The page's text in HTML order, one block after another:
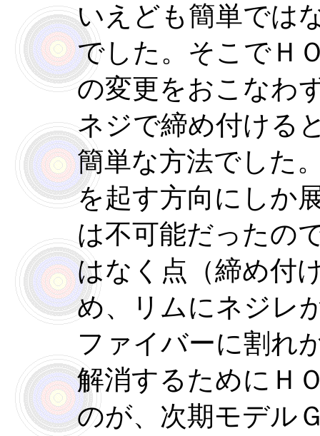
いえども簡単では
でした。そこでＨ
の変更をおこなわ
ネジで締め付ける
簡単な方法でした
を起す方向にしか
は不可能だったの
はなく点（締め付
め、リムにネジレ
ファイバーに割れ
解消するためにＨ
のが、次期モデル